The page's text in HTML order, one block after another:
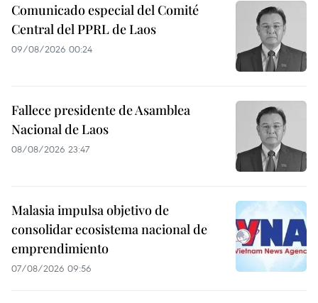
Comunicado especial del Comité
Central del PPRL de Laos
09/08/2026 00:24
Fallece presidente de Asamblea
Nacional de Laos
08/08/2026 23:47
Malasia impulsa objetivo de
consolidar ecosistema nacional de
emprendimiento
07/08/2026 09:56